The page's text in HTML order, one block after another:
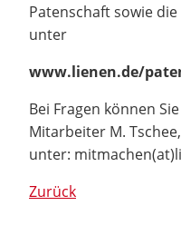
Patenschaft sowie
unter
www.lienen.de/
Bei Fragen können
Mitarbeiter M.
unter:
Zurück